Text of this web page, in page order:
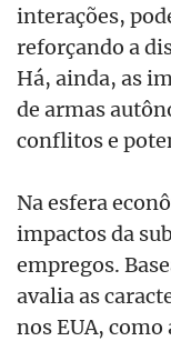
interações,
reforçando a
Há, ainda, as
de armas
conflitos e
Na esfera
impactos da
empregos.
avalia as
nos EUA, como